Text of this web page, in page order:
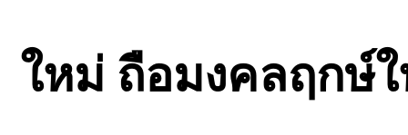
ใหม่ ถือมงคลฤกษ์